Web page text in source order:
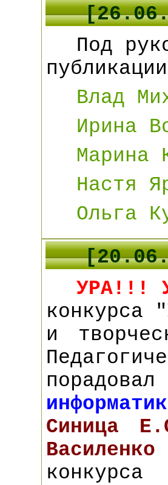
[26.06
Под
Влад
Ирина
Марина
Настя
Ольга
УРА!!!
конкурса
и
Синица
конкурса